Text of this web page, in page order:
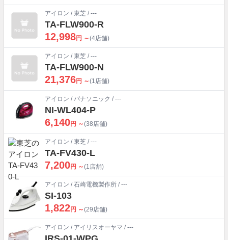
アイロン /東芝 / ---
TA-FLW900-R
12,998円 ～(4店舗)
アイロン /東芝 / ---
TA-FLW900-N
21,376円 ～(1店舗)
アイロン /パナソニック / ---
NI-WL404-P
6,140円 ～(38店舗)
アイロン /東芝 / ---
TA-FV430-L
7,200円 ～(1店舗)
アイロン /石崎電機製作所 / ---
SI-103
1,822円 ～(29店舗)
アイロン / アイリスオーヤマ / ---